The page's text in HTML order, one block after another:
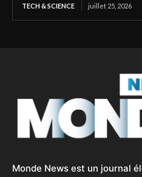
TECH & SCIENCE juillet 25, 2026
Monde News est un journal